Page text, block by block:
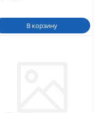
В корзину